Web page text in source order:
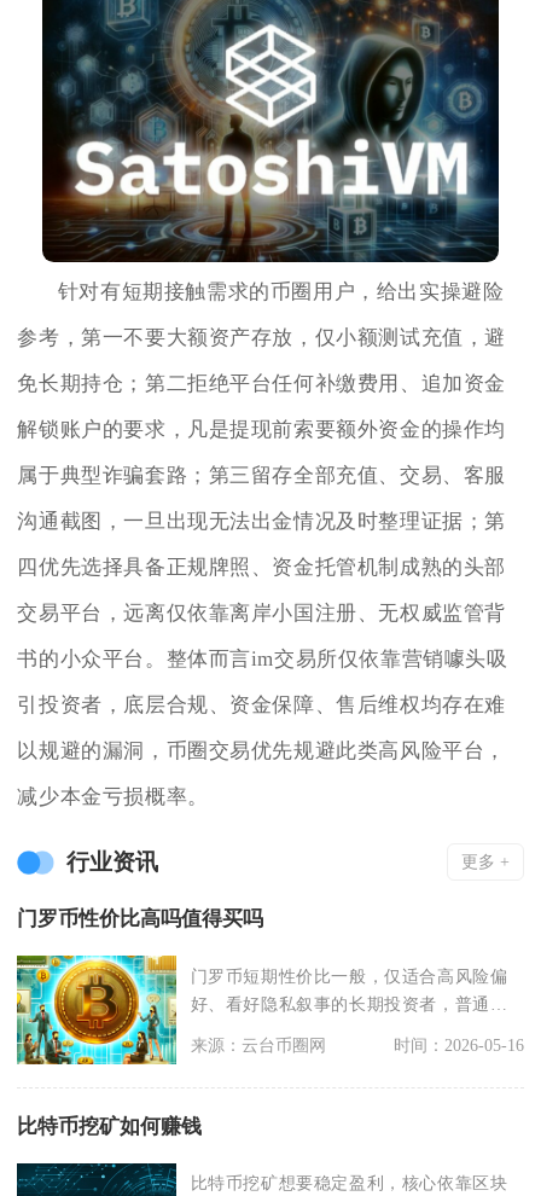
针对有短期接触需求的币圈用户，给出实操避险
参考，第一不要大额资产存放，仅小额测试充值，避
免长期持仓；第二拒绝平台任何补缴费用、追加资金
解锁账户的要求，凡是提现前索要额外资金的操作均
属于典型诈骗套路；第三留存全部充值、交易、客服
沟通截图，一旦出现无法出金情况及时整理证据；第
四优先选择具备正规牌照、资金托管机制成熟的头部
交易平台，远离仅依靠离岸小国注册、无权威监管背
书的小众平台。整体而言im交易所仅依靠营销噱头吸
引投资者，底层合规、资金保障、售后维权均存在难
以规避的漏洞，币圈交易优先规避此类高风险平台，
减少本金亏损概率。
行业资讯 更多 +
门罗币性价比高吗值得买吗
门罗币短期性价比一般，仅适合高风险偏
好、看好隐私叙事的长期投资者，普通投
来源：云台币圈网 时间：2026-05-16
比特币挖矿如何赚钱
比特币挖矿想要稳定盈利，核心依靠区块